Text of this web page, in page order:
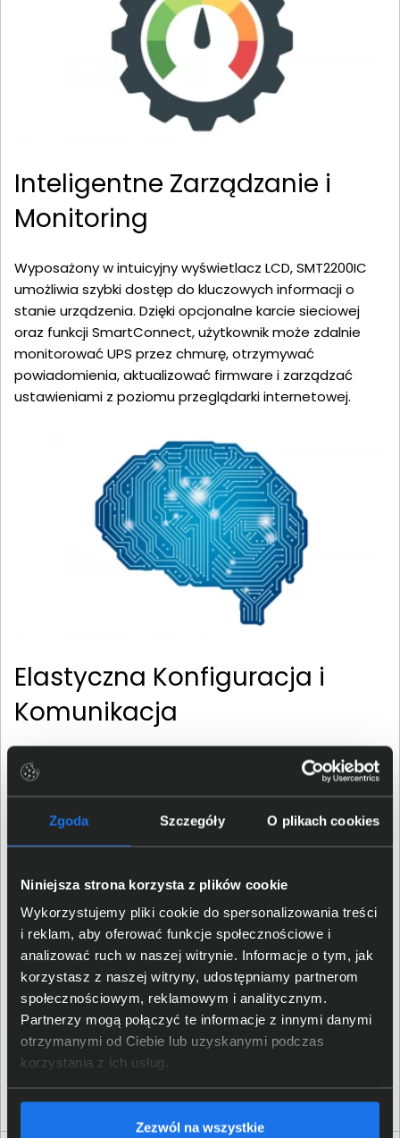
Zgoda Szczegóły O plikach cookies
Niniejsza strona korzysta z plików cookie
Wykorzystujemy pliki cookie do spersonalizowania treści
i reklam, aby oferować funkcje społecznościowe i
analizować ruch w naszej witrynie. Informacje o tym, jak
korzystasz z naszej witryny, udostępniamy partnerom
społecznościowym, reklamowym i analitycznym.
Partnerzy mogą połączyć te informacje z innymi danymi
otrzymanymi od Ciebie lub uzyskanymi podczas
korzystania z ich usług.
Zezwól na wszystkie
Inteligentne Zarządzanie i
Monitoring
Wyposażony w intuicyjny wyświetlacz LCD, SMT2200IC
umożliwia szybki dostęp do kluczowych informacji o
stanie urządzenia. Dzięki opcjonalne karcie sieciowej
oraz funkcji SmartConnect, użytkownik może zdalnie
monitorować UPS przez chmurę, otrzymywać
powiadomienia, aktualizować firmware i zarządzać
ustawieniami z poziomu przeglądarki internetowej.
Elastyczna Konfiguracja i
Komunikacja
Zasilacz oferuje osiem gniazd IEC C13 oraz jedno
gniazdo IEC C19 wyjściowe z podtrzymaniem zasilania, a
także wejście IEC C20. Do dyspozycji są porty
komunikacyjne USB, RJ-45 (szeregowy) oraz Ethernet
SmartConnect. W zestawie znajduje się kabel USB, co